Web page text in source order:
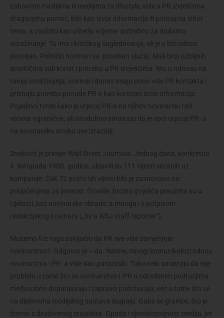
zabavnim medijima ili medijima za lifestyle, vide u PR izvješćima
dragocjenu pomoć, bilo kao izvor informacija ili poticaj na izbor
tema, a osobito kao uštedu vrijeme potrebno za dodatno
istraživanje. Tu ima i kritičkog sagledavanja, ali je u biti odnos
povoljan. Politički novinari su poseban slučaj. Mali broj ozbiljnih
analitičara vidi korist i potrebu u PR izvješćima. No, u odnosu na
ranija istraživanja, novinari danas imaju puno više PR kontakta i
priznaju potrebu ponude PR a kao koristan izvor informacija.
Pojedinci tvrde kako je utjecaj PR-a na njihov novinarski rad
veoma ograničen, ali istodobno smatraju da je opći utjecaj PR- a
na novinarsku struku sve izrazitiji.
Znakovit je primjer Wall Street Journala. Jednog dana, konkretno
4. listopada 1980. godine, objavili su 111 vijesti vezanih uz
kompanije. Čak 72 posto tih vijesti bilo je zasnovano na
priopćenjima za javnost. Štoviše, brojna izvješća preuzeta su u
cijelosti, bez novinarske obrade, a mnoga i s potpisom
redakcijskog novinara („by a WSJ staff reporter“).
Možemo li iz toga zaključiti da PR sve više zamjenjuje
novinarstvo? Odgovor je – da. Naime, mnogi komunikolozi odnos
novinarstva i PR- a vide kao parazitski. Tako neki smatraju da nije
problem u tome što se novinarstvo i PR u određenim područjima
međusobno dopunjavaju i zapravo podržavaju, već u tome što se
na dijelovima medijskog sustava stapaju. Gube se granice, što je
štetno s društvenog stajališta. Opada i vjerodostojnost medija, jer